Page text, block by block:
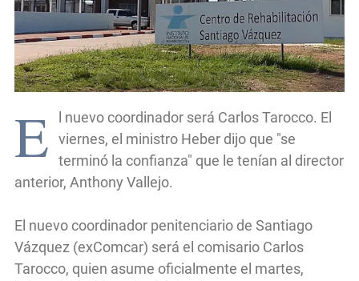
E
l nuevo coordinador será Carlos Tarocco. El
viernes, el ministro Heber dijo que "se
terminó la confianza" que le tenían al director
anterior, Anthony Vallejo.
El nuevo coordinador penitenciario de Santiago
Vázquez (exComcar) será el comisario Carlos
Tarocco, quien asume oficialmente el martes,